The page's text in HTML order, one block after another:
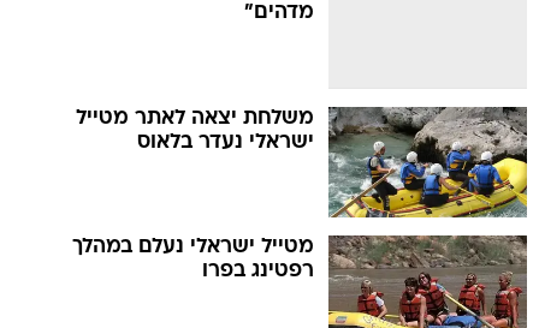
מדהים"
משלחת יצאה לאתר מטייל
ישראלי נעדר בלאוס
מטייל ישראלי נעלם במהלך
רפטינג בפרו